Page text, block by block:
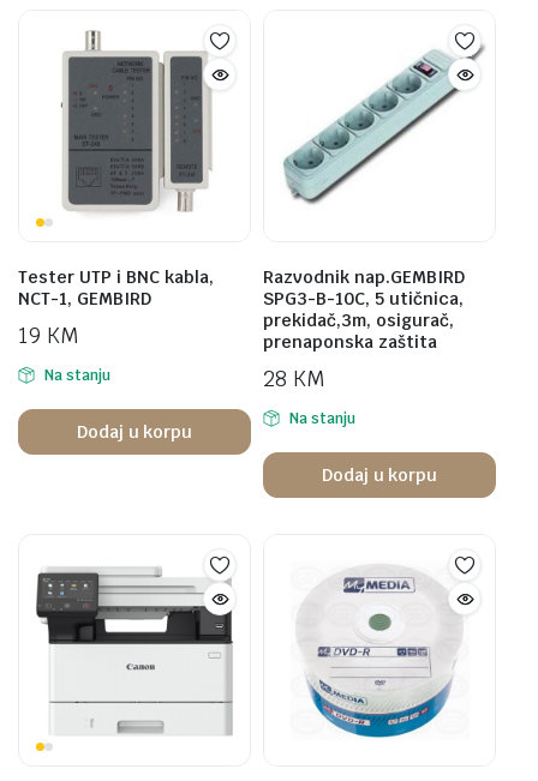
Tester UTP i BNC kabla,
NCT-1, GEMBIRD
19 KM
Na stanju
Dodaj u korpu
Razvodnik nap.GEMBIRD
SPG3-B-10C, 5 utičnica,
prekidač,3m, osigurač,
prenaponska zaštita
28 KM
Na stanju
Dodaj u korpu